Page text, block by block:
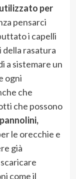
utilizzato per
pensarci
i capelli
rasatura
a sistemare un
ogni
che
che possono
pannolini,
le orecchie e
già
come il